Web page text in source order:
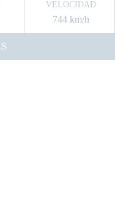
VELOCIDAD
744 km/h